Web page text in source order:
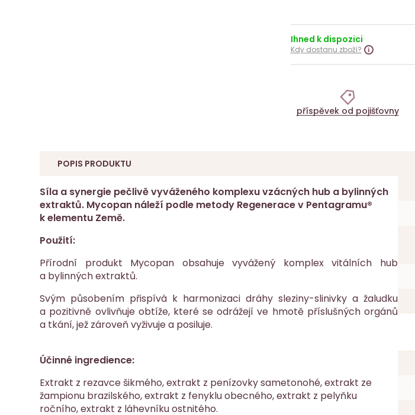
Ihned k dispozici
Kdy dostanu zboží?
příspěvek od pojišťovny
POPIS PRODUKTU
Síla a synergie pečlivě vyváženého komplexu vzácných hub a bylinných
extraktů. Mycopan náleží podle metody Regenerace v Pentagramu®
k elementu Země.
Použití:
Přírodní produkt Mycopan obsahuje vyvážený komplex vitálních hub
a bylinných extraktů.
Svým působením přispívá k harmonizaci dráhy sleziny-slinivky a žaludku
a pozitivně ovlivňuje obtíže, které se odrážejí ve hmotě příslušných orgánů
a tkání, jež zároveň vyživuje a posiluje.
Účinné ingredience:
Extrakt z rezavce šikmého, extrakt z penízovky sametonohé, extrakt ze
žampionu brazilského, extrakt z fenyklu obecného, extrakt z pelyňku
ročního, extrakt z láhevníku ostnitého.